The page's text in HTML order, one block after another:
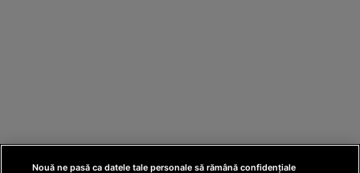
Nouă ne pasă ca datele tale personale să rămână confidențiale